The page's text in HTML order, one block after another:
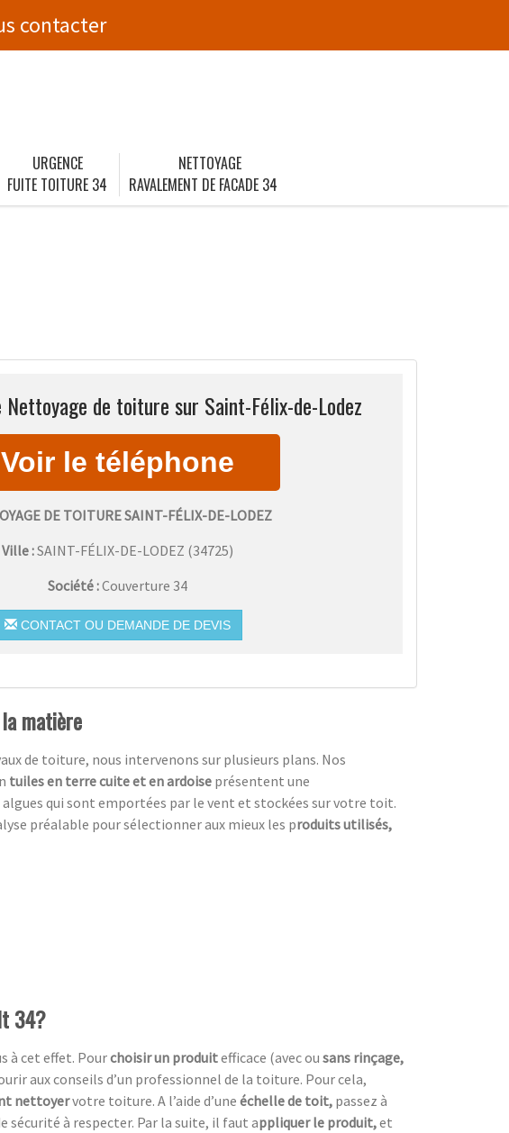
contacter
URGENCE
FUITE TOITURE 34
NETTOYAGE
RAVALEMENT DE FACADE 34
de toiture sur Saint-Félix-de-Lodez
DE TOITURE SAINT-FÉLIX-DE-LODEZ
Ville :SAINT-FÉLIX-DE-LODEZ (34725)
Société :Couverture 34
CONTACT OU DEMANDE DE DEVIS
matière
de toiture, nous intervenons sur plusieurs plans. Nos
tuiles en terre cuite et en ardoise présentent une
algues qui sont emportées par le vent et stockées sur votre toit.
préalable pour sélectionner aux mieux les produits utilisés,
34?
à cet effet. Pourchoisir un produitefficace (avec ou sans rinçage,
aux conseils d’un professionnel de la toiture. Pour cela,
nettoyervotre toiture. A l’aide d’une échelle de toit, passez à
sécurité à respecter. Par la suite, il faut appliquer le produit,et